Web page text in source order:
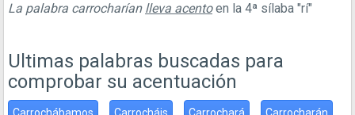
La palabra carrocharían lleva acentoen la 4ª sílaba "rí"
Ultimas palabras buscadas para
comprobar su acentuación